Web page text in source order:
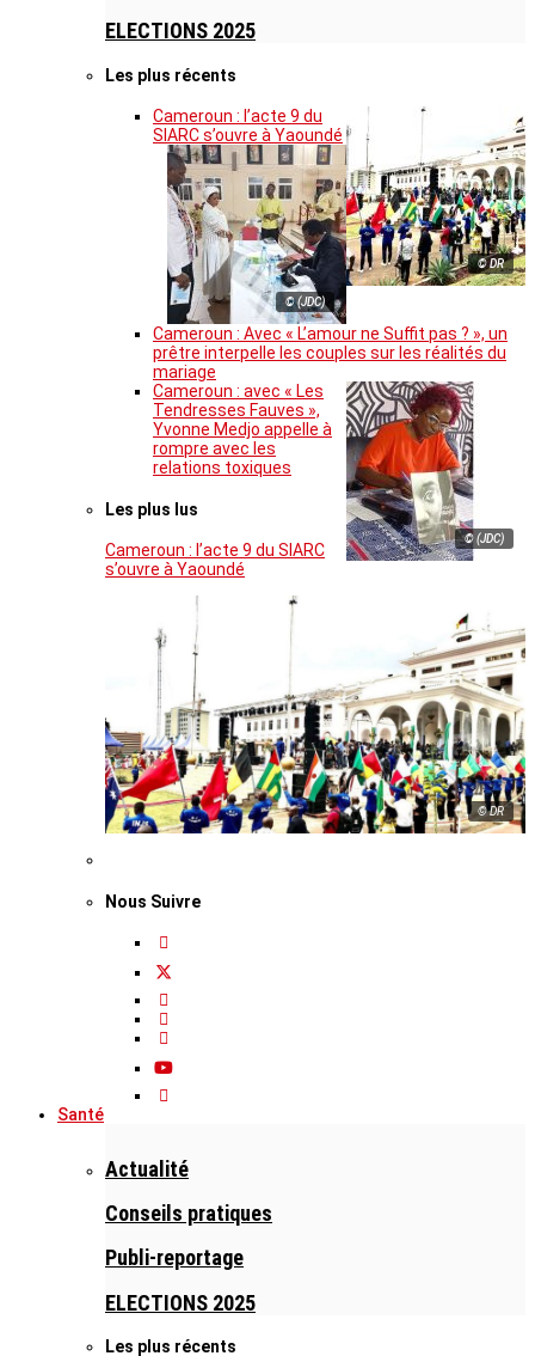
ELECTIONS 2025
Les plus récents
© DR
Cameroun : l’acte 9 du
SIARC s’ouvre à Yaoundé
© (JDC)
Cameroun : Avec « L’amour ne Suffit pas ? », un
prêtre interpelle les couples sur les réalités du
mariage
© (JDC)
Cameroun : avec « Les
Tendresses Fauves »,
Yvonne Medjo appelle à
rompre avec les
relations toxiques
Les plus lus
Cameroun : l’acte 9 du SIARC
s’ouvre à Yaoundé
© DR
Nous Suivre
Santé
Actualité
Conseils pratiques
Publi-reportage
ELECTIONS 2025
Les plus récents